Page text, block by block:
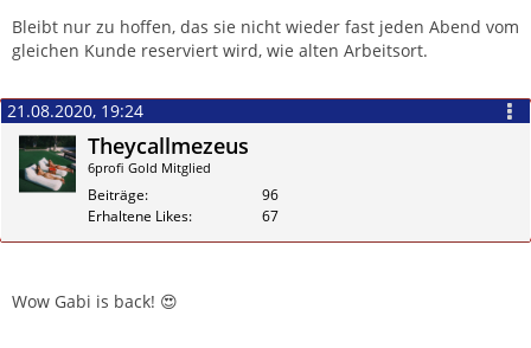
Bleibt nur zu hoffen, das sie nicht wieder fast jeden Abend vom
gleichen Kunde reserviert wird, wie alten Arbeitsort.
Zitieren
21.08.2020, 19:24
Theycallmezeus
6profi Gold Mitglied
Beiträge
96
Erhaltene Likes
67
Wow Gabi is back! 😍